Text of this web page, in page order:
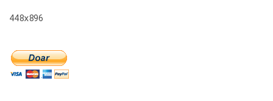
448x896